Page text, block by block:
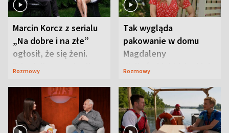
Marcin Korcz z serialu
„Na dobre i na złe”
ogłosił, że się żeni.
Zdradził, co zmienił
Rozmowy
Tak wygląda
pakowanie w domu
Magdaleny
Waligórskiej-Lisieckiej.
Rozmowy